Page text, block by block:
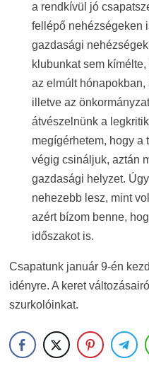
a rendkívül jó
fellépő nehézségeken
gazdasági
klubunkat sem
az elmúlt hónapokban,
illetve az
átvészelnünk a
megígérhetem, hogy a
végig csináljuk, aztán
gazdasági helyzet.
nehezebb lesz, mint
azért bízom benne,
időszakot is.
Csapatunk január 9-én
idényre. A keret
szurkolóinkat.